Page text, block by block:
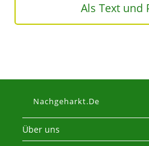
Als Text und
Nachgeharkt.de
Über uns